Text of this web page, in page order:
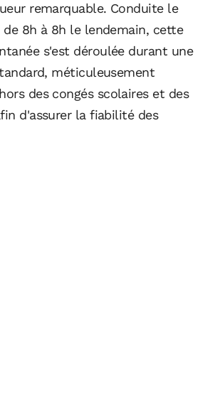
remarquable. Conduite le
de 8h à 8h le lendemain, cette
s'est déroulée durant une
méticuleusement
des congés scolaires et des
d'assurer la fiabilité des